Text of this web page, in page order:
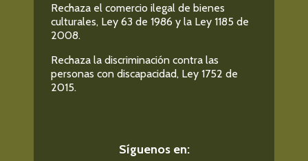
Rechaza el comercio ilegal de bienes
culturales, Ley 63 de 1986 y la Ley 1185 de
2008.
Rechaza la discriminación contra las
personas con discapacidad, Ley 1752 de
2015.
Síguenos en: